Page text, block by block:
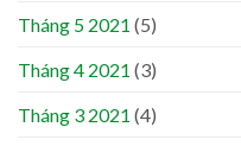
Tháng 5 2021 (5)
Tháng 4 2021 (3)
Tháng 3 2021 (4)